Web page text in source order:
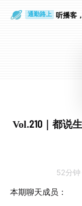
通勤路上 听播客
Vol.210｜都说
52分钟
本期聊天成员：